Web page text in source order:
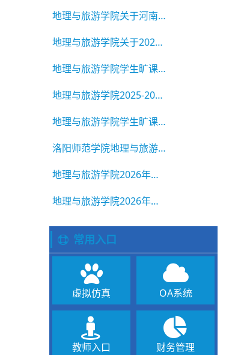
地理与旅游学院关于河南省委属学校“两优一先”推荐工作结果的
地理与旅游学院关于2026年河南省普通大中专学校优秀应届毕业生
地理与旅游学院学生旷课违纪通报2025-2026学年第二学期 第3
地理与旅游学院2025-2026学年 毕业生校级三好学生、三好学生标
地理与旅游学院学生旷课违纪通报 2025-2026学年第二学期 第2
洛阳师范学院地理与旅游学院2026年硕士研究生招生调剂公告
地理与旅游学院2026年硕士研究生复试成绩公示（第一志愿）
地理与旅游学院2026年硕士研究生招生复试成绩公示(第一志愿)
常用入口
虚拟仿真 OA系统
教师入口 财务管理